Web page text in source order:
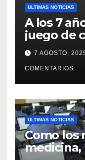
ULTIMAS NOTICIAS
A los 7
juego de
millones
idea para
7 AGOSTO,
COMENTARIOS
ULTIMAS NOTICIAS
Como los
medicina,